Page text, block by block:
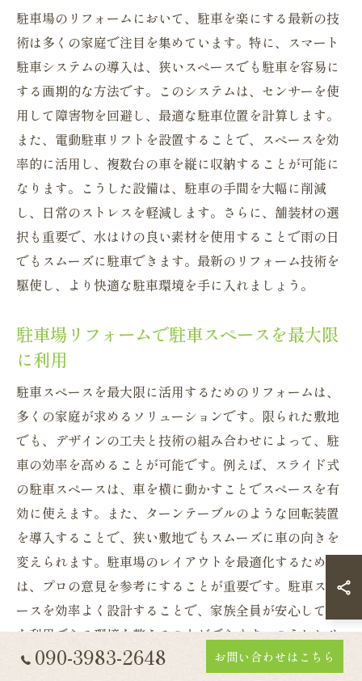
駐車場のリフォームにおいて、駐車を楽にする最新の技
術は多くの家庭で注目を集めています。特に、スマート
駐車システムの導入は、狭いスペースでも駐車を容易に
する画期的な方法です。このシステムは、センサーを使
用して障害物を回避し、最適な駐車位置を計算します。
また、電動駐車リフトを設置することで、スペースを効
率的に活用し、複数台の車を縦に収納することが可能に
なります。こうした設備は、駐車の手間を大幅に削減
し、日常のストレスを軽減します。さらに、舗装材の選
択も重要で、水はけの良い素材を使用することで雨の日
でもスムーズに駐車できます。最新のリフォーム技術を
駆使し、より快適な駐車環境を手に入れましょう。
駐車場リフォームで駐車スペースを最大限
に利用
駐車スペースを最大限に活用するためのリフォームは、
多くの家庭が求めるソリューションです。限られた敷地
でも、デザインの工夫と技術の組み合わせによって、駐
車の効率を高めることが可能です。例えば、スライド式
の駐車スペースは、車を横に動かすことでスペースを有
効に使えます。また、ターンテーブルのような回転装置
を導入することで、狭い敷地でもスムーズに車の向きを
変えられます。駐車場のレイアウトを最適化するために
は、プロの意見を参考にすることが重要です。駐車スペ
ースを効率よく設計することで、家族全員が安心して車
を利用できる環境を整えることができます。こうしたリ
フォームは、生活の質を向上させるだけでなく、資産価
090-3983-2648 お問い合わせはこちら